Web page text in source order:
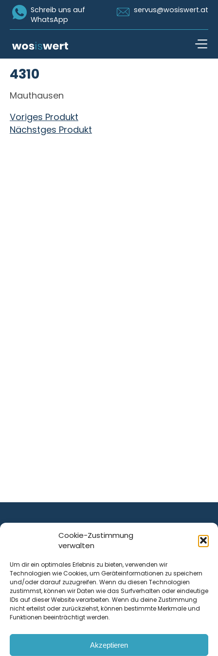
Cookie-Zustimmung
verwalten
Um dir ein optimales Erlebnis zu bieten, verwenden wir
Technologien wie Cookies, um Geräteinformationen zu speichern
und/oder darauf zuzugreifen. Wenn du diesen Technologien
zustimmst, können wir Daten wie das Surfverhalten oder eindeutige
IDs auf dieser Website verarbeiten. Wenn du deine Zustimmung
nicht erteilst oder zurückziehst, können bestimmte Merkmale und
Funktionen beeinträchtigt werden.
Akzeptieren
Icon Whatsapp
Schreib uns auf
WhatsApp
Icon Email
servus@wosiswert.at
4310
Mauthausen
Beitragsnavigation
Voriges Produkt
Nächstges Produkt
ist ein Service von
Krenn Real GmbH
Tischlerstraße 12
4050Traun| Österreich
Kontakt